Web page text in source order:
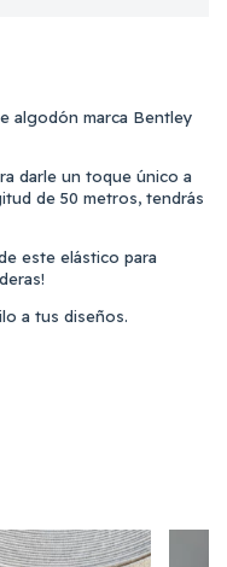
algodón marca Bentley
darle un toque único a
de 50 metros, tendrás
este elástico para
a tus diseños.